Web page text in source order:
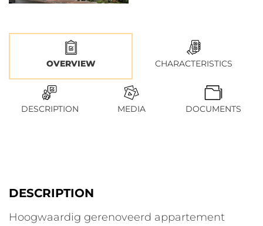
OVERVIEW CHARACTERISTICS
DESCRIPTION MEDIA DOCUMENTS
DESCRIPTION
Hoogwaardig gerenoveerd appartement